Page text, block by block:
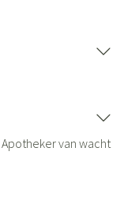
Apotheker van wacht